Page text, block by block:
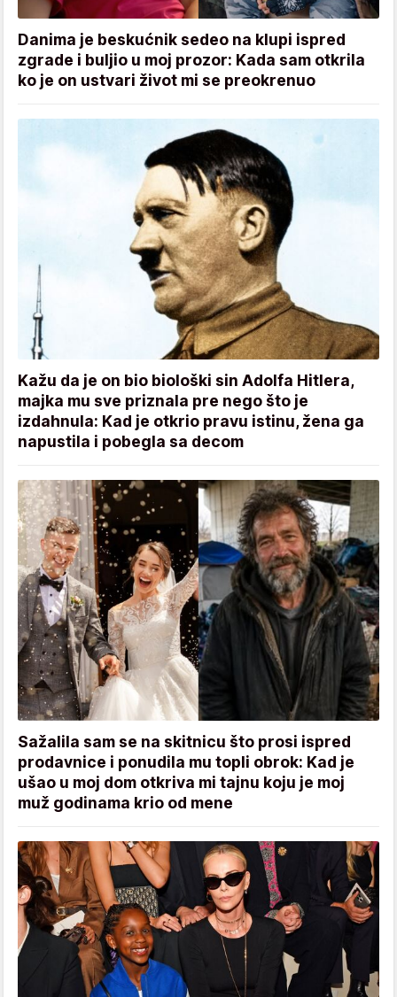
Danima je beskućnik sedeo na klupi ispred
zgrade i buljio u moj prozor: Kada sam otkrila
ko je on ustvari život mi se preokrenuo
Kažu da je on bio biološki sin Adolfa Hitlera,
majka mu sve priznala pre nego što je
izdahnula: Kad je otkrio pravu istinu, žena ga
napustila i pobegla sa decom
Sažalila sam se na skitnicu što prosi ispred
prodavnice i ponudila mu topli obrok: Kad je
ušao u moj dom otkriva mi tajnu koju je moj
muž godinama krio od mene